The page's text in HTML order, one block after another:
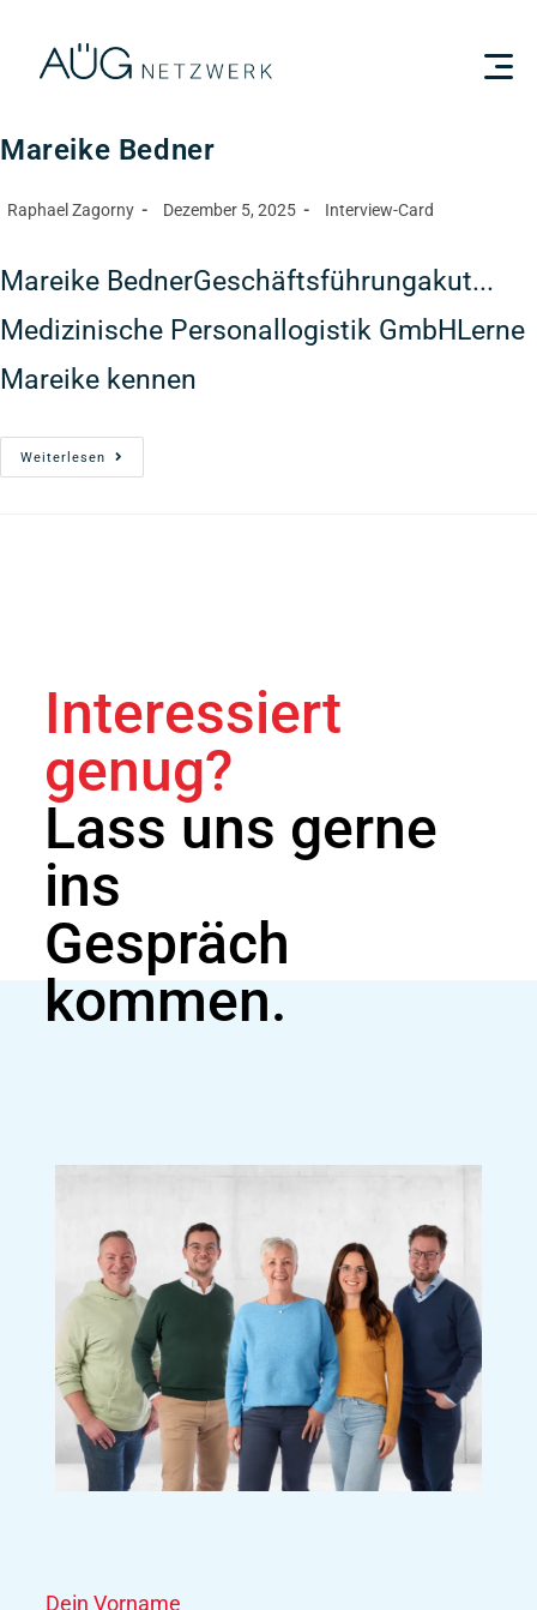
Mareike Bedner
Raphael Zagorny Dezember 5, 2025 Interview-Card
Mareike BednerGeschäftsführungakut...
Medizinische Personallogistik GmbHLerne
Mareike kennen
Weiterlesen
Interessiert
genug?
Lass uns gerne
ins
Gespräch
kommen.